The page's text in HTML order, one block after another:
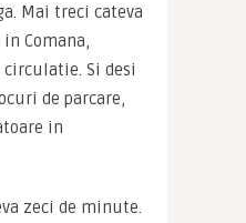
Mai treci cateva
Comana,
Si desi
de parcare,
in
zeci de minute.